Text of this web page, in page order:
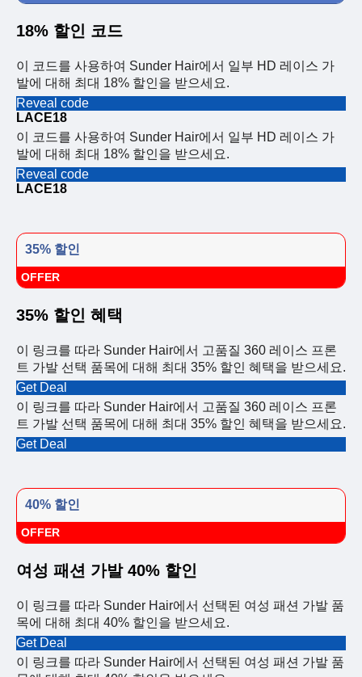
18% 할인 코드
이 코드를 사용하여 Sunder Hair에서 일부 HD 레이스 가
발에 대해 최대 18% 할인을 받으세요.
Reveal code
LACE18
이 코드를 사용하여 Sunder Hair에서 일부 HD 레이스 가
발에 대해 최대 18% 할인을 받으세요.
Reveal code
LACE18
35% 할인
OFFER
35% 할인 혜택
이 링크를 따라 Sunder Hair에서 고품질 360 레이스 프론
트 가발 선택 품목에 대해 최대 35% 할인 혜택을 받으세요.
Get Deal
이 링크를 따라 Sunder Hair에서 고품질 360 레이스 프론
트 가발 선택 품목에 대해 최대 35% 할인 혜택을 받으세요.
Get Deal
40% 할인
OFFER
여성 패션 가발 40% 할인
이 링크를 따라 Sunder Hair에서 선택된 여성 패션 가발 품
목에 대해 최대 40% 할인을 받으세요.
Get Deal
이 링크를 따라 Sunder Hair에서 선택된 여성 패션 가발 품